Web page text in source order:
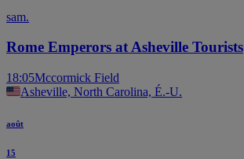
sam.
Rome Emperors at Asheville Tourists
18:05Mccormick Field
Asheville, North Carolina, É.-U.
août
15